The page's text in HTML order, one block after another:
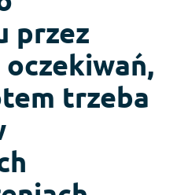
przez
trzeba